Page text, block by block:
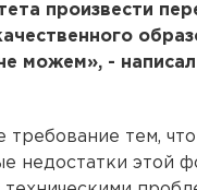
произвести
можем», -
требование тем,
недостатки этой